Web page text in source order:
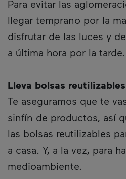
Para evitar las
llegar temprano por la
disfrutar de las luces y
a última hora por la tarde.
Lleva bolsas reutilizables
Te aseguramos que te
sinfín de productos, así
las bolsas reutilizables
a casa. Y, a la vez, para
medioambiente.